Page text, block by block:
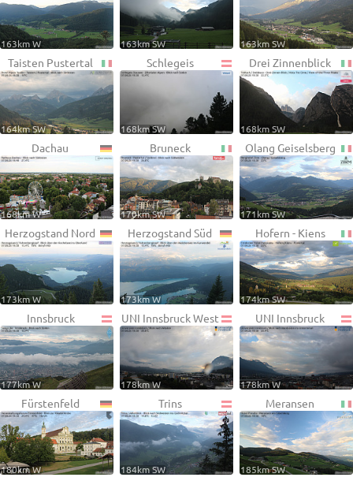
163km W 163km SW 163km SW
Taisten Pustertal
164km SW
Schlegeis
168km SW
Drei Zinnenblick
168km SW
Dachau
168km W
Bruneck
170km SW
Olang Geiselsberg
171km SW
Herzogstand Nord
173km W
Herzogstand Süd
173km W
Hofern - Kiens
174km SW
Innsbruck
177km W
UNI Innsbruck West
178km W
UNI Innsbruck
178km W
Fürstenfeld
180km W
Trins
184km SW
Meransen
185km SW